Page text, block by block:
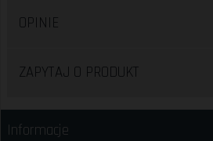
OPINIE
ZAPYTAJ O PRODUKT
Informacje